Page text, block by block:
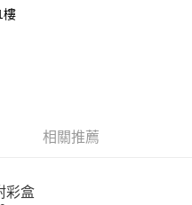
中國信託商業銀行
費
樓
相關推薦
彩盒